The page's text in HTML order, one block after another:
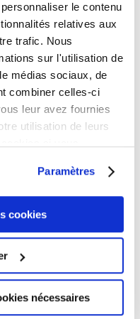
le contenu
relatives aux
trafic. Nous
sur l'utilisation de
médias sociaux, de
combiner celles-ci
leur avez fournies
utilisation de leurs
Paramètres
cookies
nécessaires
mots les plus
de tout
eux viennent les
Studio et faire
supérieur
,Référencement